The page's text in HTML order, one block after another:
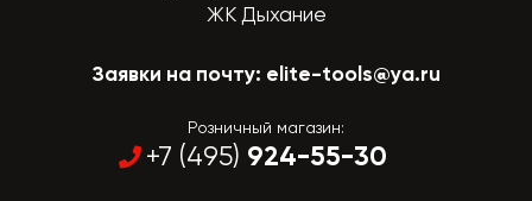
ЖК Дыхание
Заявки на почту: elite-tools@ya.ru
Розничный магазин:
+7 (495) 924-55-30